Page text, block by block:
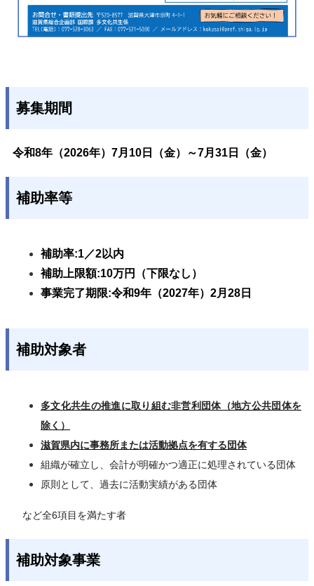
募集期間
令和8年（2026年）7月10日（金）～7月31日（金）
補助率等
補助率:1／2以内
補助上限額:10万円（下限なし）
事業完了期限:令和9年（2027年）2月28日
補助対象者
多文化共生の推進に取り組む非営利団体（地方公共団体を
除く）
滋賀県内に事務所または活動拠点を有する団体
組織が確立し、会計が明確かつ適正に処理されている団体
原則として、過去に活動実績がある団体
など全6項目を満たす者
補助対象事業